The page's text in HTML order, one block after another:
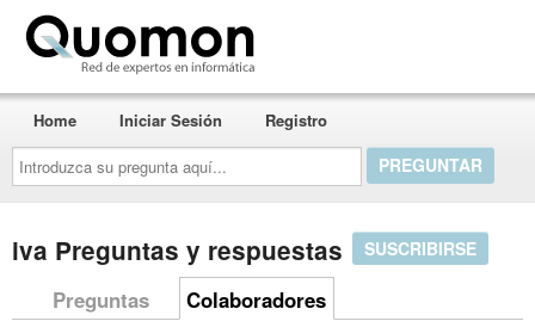
Introduzca
su
pregunta
aquí...
Home Iniciar Sesión Registro
iva Preguntas y respuestas SUSCRIBIRSE
Preguntas Colaboradores